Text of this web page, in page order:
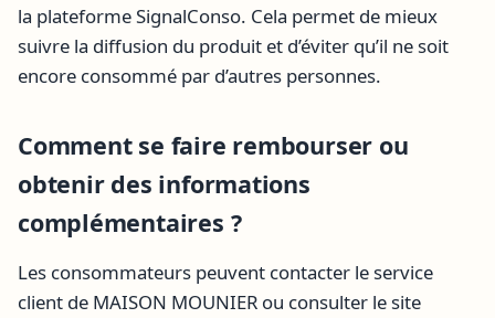
la plateforme SignalConso. Cela permet de mieux
suivre la diffusion du produit et d’éviter qu’il ne soit
encore consommé par d’autres personnes.
Comment se faire rembourser ou
obtenir des informations
complémentaires ?
Les consommateurs peuvent contacter le service
client de MAISON MOUNIER ou consulter le site